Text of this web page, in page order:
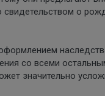
свидетельством о
со всеми
значительно